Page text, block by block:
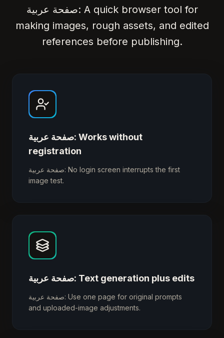
صفحة عربية: A quick browser tool for
making images, rough assets, and edited
references before publishing.
صفحة عربية: Works without
registration
صفحة عربية: No login screen interrupts the first
image test.
صفحة عربية: Text generation plus edits
صفحة عربية: Use one page for original prompts
and uploaded-image adjustments.